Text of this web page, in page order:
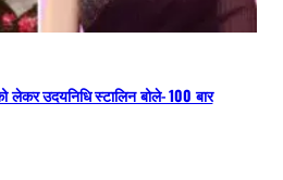
लेकर उदयनिधि स्टालिन बोले- 100 बार